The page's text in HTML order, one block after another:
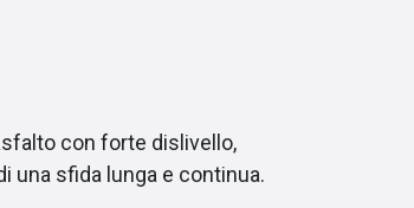
con forte dislivello,
una sfida lunga e continua.